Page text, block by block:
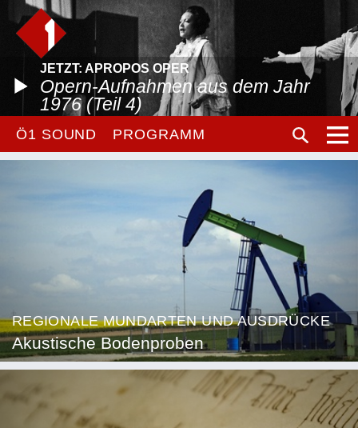
JETZT: APROPOS OPER
Opern-Aufnahmen aus dem Jahr
1976 (Teil 4)
Ö1 SOUND PROGRAMM
REGIONALE MUNDARTEN UND AUSDRÜCKE
Akustische Bodenproben